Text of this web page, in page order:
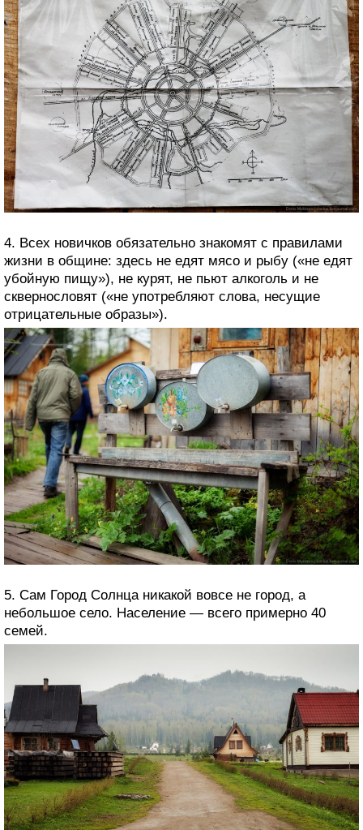
4. Всех новичков обязательно знакомят с правилами
жизни в общине: здесь не едят мясо и рыбу («не едят
убойную пищу»), не курят, не пьют алкоголь и не
сквернословят («не употребляют слова, несущие
отрицательные образы»).
5. Сам Город Солнца никакой вовсе не город, а
небольшое село. Население — всего примерно 40
семей.